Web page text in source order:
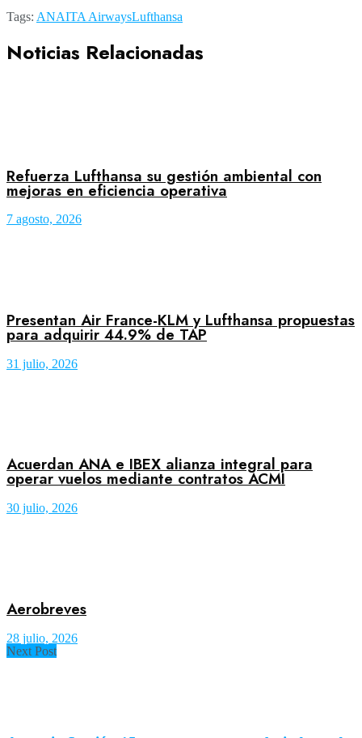
Tags: ANAITA AirwaysLufthansa
Noticias Relacionadas
Refuerza Lufthansa su gestión ambiental con
mejoras en eficiencia operativa
7 agosto, 2026
Presentan Air France-KLM y Lufthansa propuestas
para adquirir 44.9% de TAP
31 julio, 2026
Acuerdan ANA e IBEX alianza integral para
operar vuelos mediante contratos ACMI
30 julio, 2026
Aerobreves
28 julio, 2026
Next Post